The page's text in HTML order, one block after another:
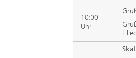
10:00
Uhr